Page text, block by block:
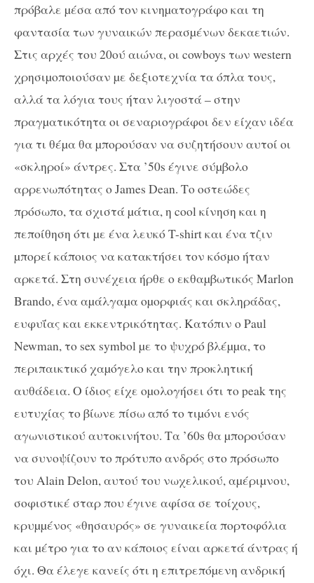
πρόβαλε µέσα από τον κινηµατογράφο και τη
φαντασία των γυναικών περασµένων δεκαετιών.
Στις αρχές του 20ού αιώνα, οι cowboys των western
χρησιµοποιούσαν µε δεξιοτεχνία τα όπλα τους,
αλλά τα λόγια τους ήταν λιγοστά – στην
πραγµατικότητα οι σεναριογράφοι δεν είχαν ιδέα
για τι θέµα θα µπορούσαν να συζητήσουν αυτοί οι
«σκληροί» άντρες. Στα ’50s έγινε σύµβολο
αρρενωπότητας o James Dean. Το οστεώδες
πρόσωπο, τα σχιστά µάτια, η cool κίνηση και η
πεποίθηση ότι µε ένα λευκό T-shirt και ένα τζιν
µπορεί κάποιος να κατακτήσει τον κόσµο ήταν
αρκετά. Στη συνέχεια ήρθε ο εκθαµβωτικός Marlon
Brando, ένα αµάλγαµα οµορφιάς και σκληράδας,
ευφυΐας και εκκεντρικότητας. Κατόπιν ο Paul
Newman, το sex symbol µε το ψυχρό βλέµµα, το
περιπαικτικό χαµόγελο και την προκλητική
αυθάδεια. Ο ίδιος είχε οµολογήσει ότι το peak της
ευτυχίας το βίωνε πίσω από το τιµόνι ενός
αγωνιστικού αυτοκινήτου. Τα ’60s θα µπορούσαν
να συνοψίζουν το πρότυπο ανδρός στο πρόσωπο
του Alain Delon, αυτού του νωχελικού, αµέριµνου,
σοφιστικέ σταρ που έγινε αφίσα σε τοίχους,
κρυµµένος «θησαυρός» σε γυναικεία πορτοφόλια
και µέτρο για το αν κάποιος είναι αρκετά άντρας ή
όχι. Θα έλεγε κανείς ότι η επιτρεπόµενη ανδρική